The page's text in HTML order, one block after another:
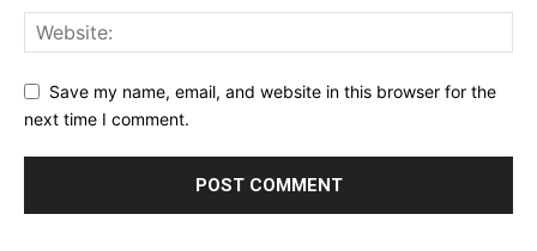
Save my name, email, and website in this browser for the
next time I comment.